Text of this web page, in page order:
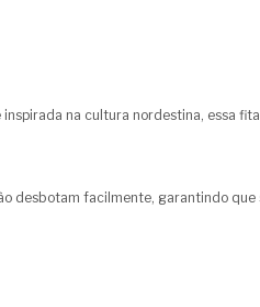
na cultura nordestina, essa
desbotam facilmente, garantindo que